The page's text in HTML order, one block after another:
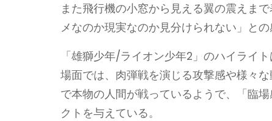
また飛行機の小窓から見える翼の震えま
メなのか現実なのか見分けられない」との
「雄獅少年/ライオン少年2」のハイライ
場面では、肉弾戦を演じる攻撃感や様々
で本物の人間が戦っているようで、「臨
クトを与えている。